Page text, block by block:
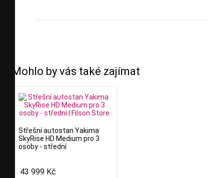
Mohlo by vás také zajímat
Střešní autostan Yakima
SkyRise HD Medium pro 3
osoby - střední
43 999 Kč